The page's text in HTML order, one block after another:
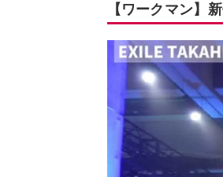
【ワークマン】